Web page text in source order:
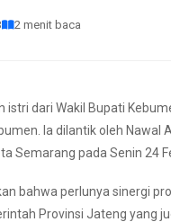
2 menit baca
istri dari Wakil Bupati
Ia dilantik oleh
Semarang pada Senin 24
bahwa perlunya sinergi
Provinsi Jateng yang